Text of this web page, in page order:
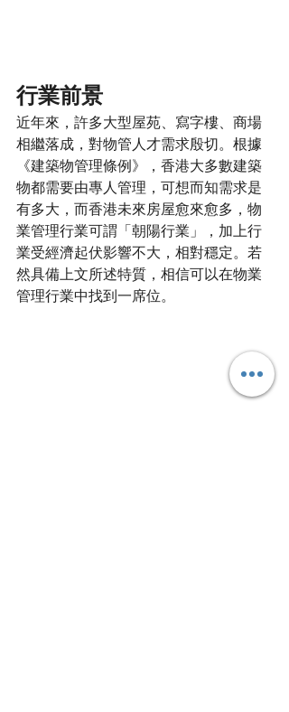
行業前景
近年來，許多大型屋苑、寫字樓、商場
相繼落成，對物管人才需求殷切。根據
《建築物管理條例》，香港大多數建築
物都需要由專人管理，可想而知需求是
有多大，而香港未來房屋愈來愈多，物
業管理行業可謂「朝陽行業」，加上行
業受經濟起伏影響不大，相對穩定。若
然具備上文所述特質，相信可以在物業
管理行業中找到一席位。